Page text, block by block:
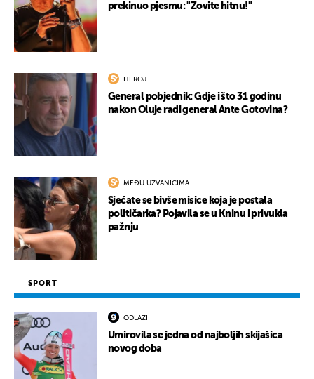
prekinuo pjesmu: "Zovite hitnu!"
HEROJ
General pobjednik: Gdje i što 31 godinu
nakon Oluje radi general Ante Gotovina?
MEĐU UZVANICIMA
Sjećate se bivše misice koja je postala
političarka? Pojavila se u Kninu i privukla
pažnju
SPORT
ODLAZI
Umirovila se jedna od najboljih skijašica
novog doba